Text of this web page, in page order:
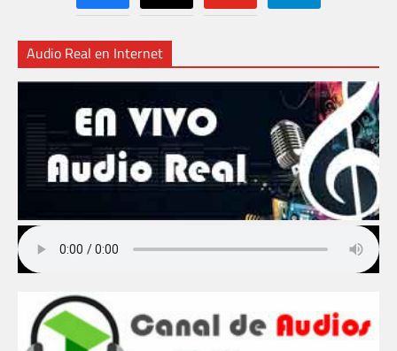
Audio Real en Internet